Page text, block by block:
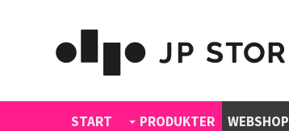
START PRODUKTER WEBSHOP